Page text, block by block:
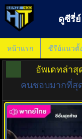
ดูซีรี่
หน้าแรก ซีรีย์แนวตั้ง
อัพเดทล่าสุ
คนชอบมากที่สุ
8.0